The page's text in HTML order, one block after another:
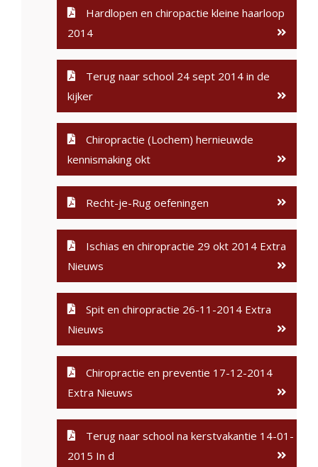
Hardlopen en chiropactie kleine haarloop
2014
Terug naar school 24 sept 2014 in de
kijker
Chiropractie (Lochem) hernieuwde
kennismaking okt
Recht-je-Rug oefeningen
Ischias en chiropractie 29 okt 2014 Extra
Nieuws
Spit en chiropractie 26-11-2014 Extra
Nieuws
Chiropractie en preventie 17-12-2014
Extra Nieuws
Terug naar school na kerstvakantie 14-01-
2015 In d